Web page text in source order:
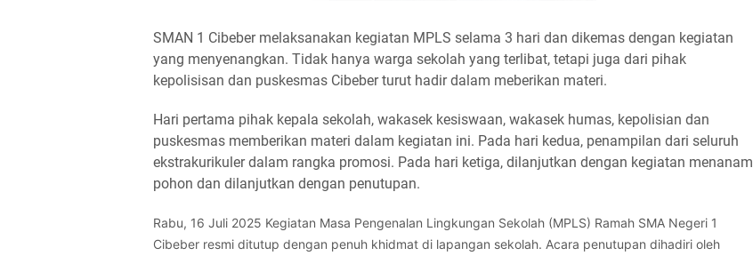
SMAN 1 Cibeber melaksanakan kegiatan MPLS selama 3 hari dan dikemas dengan kegiatan
yang menyenangkan. Tidak hanya warga sekolah yang terlibat, tetapi juga dari pihak
kepolisisan dan puskesmas Cibeber turut hadir dalam meberikan materi.
Hari pertama pihak kepala sekolah, wakasek kesiswaan, wakasek humas, kepolisian dan
puskesmas memberikan materi dalam kegiatan ini. Pada hari kedua, penampilan dari seluruh
ekstrakurikuler dalam rangka promosi. Pada hari ketiga, dilanjutkan dengan kegiatan menanam
pohon dan dilanjutkan dengan penutupan.
Rabu, 16 Juli 2025 Kegiatan Masa Pengenalan Lingkungan Sekolah (MPLS) Ramah SMA Negeri 1
Cibeber resmi ditutup dengan penuh khidmat di lapangan sekolah. Acara penutupan dihadiri oleh